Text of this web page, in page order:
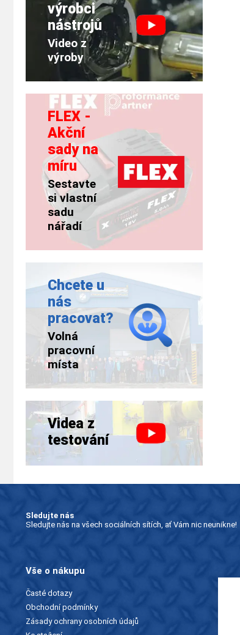
výrobci
nástrojů
Video z
výroby
FLEX -
Akční
sady na
míru
Sestavte
si vlastní
sadu
nářadí
Chcete u
nás
pracovat?
Volná
pracovní
místa
Videa z
testování
Sledujte nás
Sledujte nás na všech sociálních sítích, ať Vám nic neunikne!
Vše o nákupu
Časté dotazy
Obchodní podmínky
Zásady ochrany osobních údajů